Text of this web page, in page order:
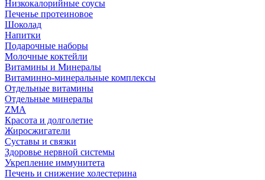
Низкокалорийные соусы
Печенье протеиновое
Шоколад
Напитки
Подарочные наборы
Молочные коктейли
Витамины и Минералы
Витаминно-минеральные комплексы
Отдельные витамины
Отдельные минералы
ZMA
Красота и долголетие
Жиросжигатели
Суставы и связки
Здоровье нервной системы
Укрепление иммунитета
Печень и снижение холестерина